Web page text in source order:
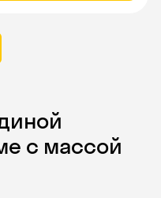
с массой